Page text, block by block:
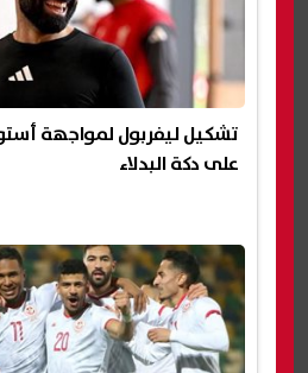
تشكيل ليفربول لمواجهة
على دكة البدلاء